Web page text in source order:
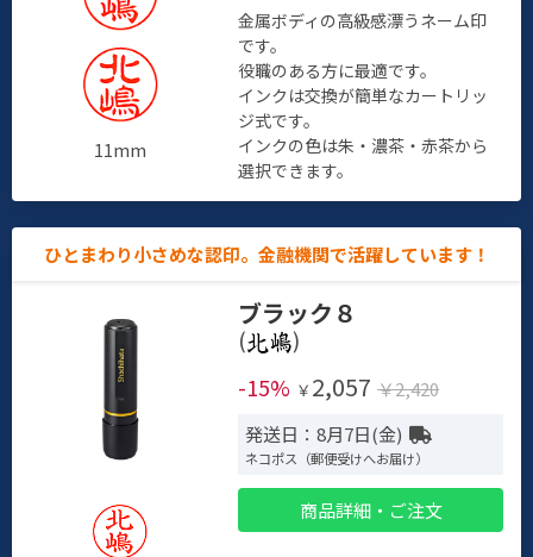
11mm
金属ボディの高級感漂うネーム印
です。
役職のある方に最適です。
インクは交換が簡単なカートリッ
ジ式です。
インクの色は朱・濃茶・赤茶から
選択できます。
ひとまわり小さめな認印。金融機関で活躍しています！
ブラック８
(
)
-15% ￥ 2,057 ￥2,420
発送日：8月7日(金)
ネコポス（郵便受けへお届け）
商品詳細・ご注文